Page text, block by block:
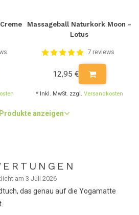
Massageball Naturkork Moon -
Lotus
7 reviews
12,95 €
* Inkl. MwSt. zzgl. Versandkosten
anzeigen
am 3 Juli 2026
das genau auf die Yogamatte